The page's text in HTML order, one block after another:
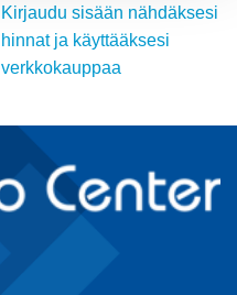
Kirjaudu sisään nähdäksesi
hinnat ja käyttääksesi
verkkokauppaa